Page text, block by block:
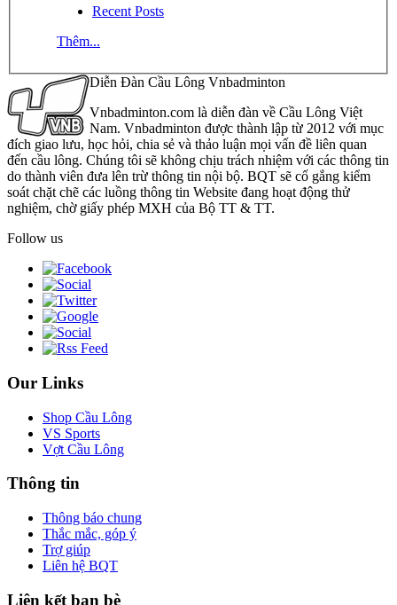
Recent Posts
Thêm...
Diễn Đàn Cầu Lông Vnbadminton
Vnbadminton.com là diễn đàn về Cầu Lông Việt
Nam. Vnbadminton được thành lập từ 2012 với mục
đích giao lưu, học hỏi, chia sẻ và thảo luận mọi vấn đề liên quan
đến cầu lông. Chúng tôi sẽ không chịu trách nhiệm với các thông tin
do thành viên đưa lên trừ thông tin nội bộ. BQT sẽ cố gắng kiểm
soát chặt chẽ các luồng thông tin Website đang hoạt động thử
nghiệm, chờ giấy phép MXH của Bộ TT & TT.
Follow us
Our Links
Shop Cầu Lông
VS Sports
Vợt Cầu Lông
Thông tin
Thông báo chung
Thắc mắc, góp ý
Trợ giúp
Liên hệ BQT
Liên kết bạn bè